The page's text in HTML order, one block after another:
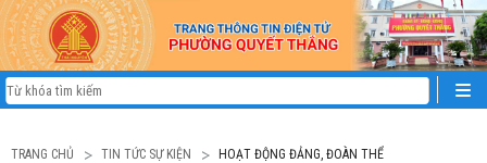
TRANG CHỦ TIN TỨC SỰ KIỆN HOẠT ĐỘNG ĐẢNG, ĐOÀN THỂ